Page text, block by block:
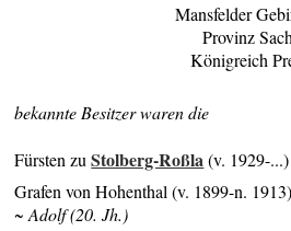
Mansfelder
Provinz
Königreich
bekannte Besitzer waren die
Fürsten zuStolberg-Roßla(v. 1929-...)
Grafen von Hohenthal (v. 1899-n. 1913)
~ Adolf (20. Jh.)